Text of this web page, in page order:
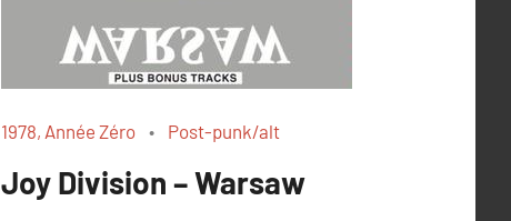
1978, Année Zéro Post-punk/alt
Joy Division – Warsaw